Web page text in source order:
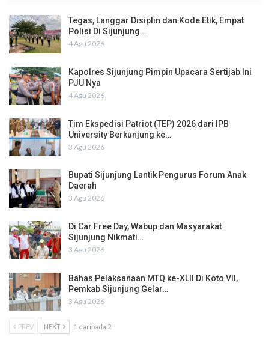
Tegas, Langgar Disiplin dan Kode Etik, Empat
Polisi Di Sijunjung…
4 Agu 2026
Kapolres Sijunjung Pimpin Upacara Sertijab Ini
PJU Nya
4 Agu 2026
Tim Ekspedisi Patriot (TEP) 2026 dari IPB
University Berkunjung ke…
3 Agu 2026
Bupati Sijunjung Lantik Pengurus Forum Anak
Daerah
3 Agu 2026
Di Car Free Day, Wabup dan Masyarakat
Sijunjung Nikmati…
3 Agu 2026
Bahas Pelaksanaan MTQ ke-XLII Di Koto VII,
Pemkab Sijunjung Gelar…
3 Agu 2026
PREV NEXT 1 daripada 2